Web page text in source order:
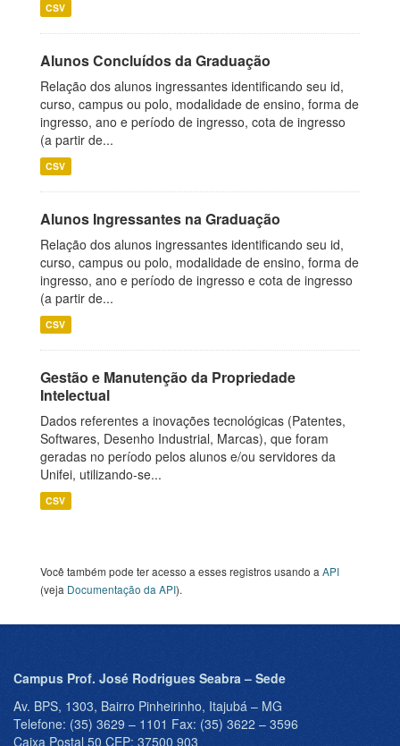
CSV
Alunos Concluídos da Graduação
Relação dos alunos ingressantes identificando seu id,
curso, campus ou polo, modalidade de ensino, forma de
ingresso, ano e período de ingresso, cota de ingresso
(a partir de...
CSV
Alunos Ingressantes na Graduação
Relação dos alunos ingressantes identificando seu id,
curso, campus ou polo, modalidade de ensino, forma de
ingresso, ano e período de ingresso e cota de ingresso
(a partir de...
CSV
Gestão e Manutenção da Propriedade
Intelectual
Dados referentes a inovações tecnológicas (Patentes,
Softwares, Desenho Industrial, Marcas), que foram
geradas no período pelos alunos e/ou servidores da
Unifei, utilizando-se...
CSV
Você também pode ter acesso a esses registros usando a API
(veja Documentação da API).
Campus Prof. José Rodrigues Seabra – Sede
Av. BPS, 1303, Bairro Pinheirinho, Itajubá – MG
Telefone: (35) 3629 – 1101 Fax: (35) 3622 – 3596
Caixa Postal 50 CEP: 37500 903